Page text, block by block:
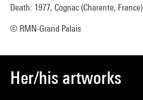
Death: 1977, Cognac (Charente, France)
© RMN-Grand Palais
Her/his artworks